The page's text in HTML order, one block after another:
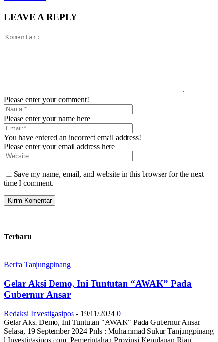
LEAVE A REPLY
Please enter your comment!
Please enter your name here
You have entered an incorrect email address!
Please enter your email address here
Save my name, email, and website in this browser for the next
time I comment.
Terbaru
Berita Tanjungpinang
Gelar Aksi Demo, Ini Tuntutan “AWAK” Pada
Gubernur Ansar
Redaksi Investigasipos - 19/11/2024 0
Gelar Aksi Demo, Ini Tuntutan "AWAK" Pada Gubernur Ansar
Selasa, 19 September 2024 Pnls : Muhammad Sukur Tanjungpinang
l Investigasipos.com. Pemerintahan Provinsi Kepulauan Riau